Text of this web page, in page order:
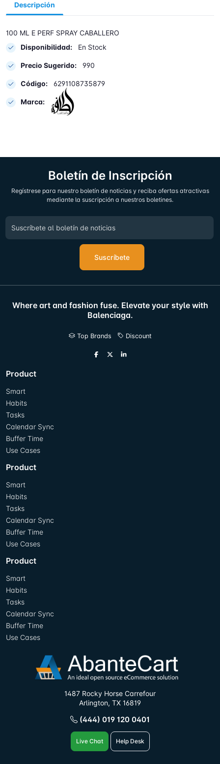
Descripción
100 ML E PERF SPRAY CABALLERO
Disponibilidad:
En Stock
Precio Sugerido: 990
Código: 6291108735879
Marca:
Boletín de Inscripción
Regístrese para nuestro boletín de noticias y reciba ofertas atractivas
mediante la suscripción a nuestros boletines.
Suscríbete
Where art and fashion fuse. Elevate your style with
Balenciaga.
Top Brands Discount
Product
Smart
Habits
Tasks
Calendar Sync
Buffer Time
Use Cases
Product
Smart
Habits
Tasks
Calendar Sync
Buffer Time
Use Cases
Product
Smart
Habits
Tasks
Calendar Sync
Buffer Time
Use Cases
1487 Rocky Horse Carrefour
Arlington, TX 16819
(444) 019 120 0401
Live Chat Help Desk